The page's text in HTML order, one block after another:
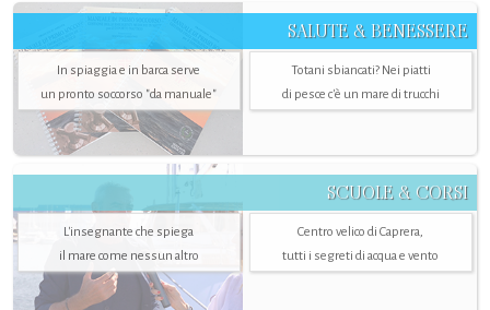
SALUTE & BENESSERE
In spiaggia e in barca serve
un pronto soccorso "da manuale"
Totani sbiancati? Nei piatti
di pesce c'è un mare di trucchi
SCUOLE & CORSI
L'insegnante che spiega
il mare come nessun altro
Centro velico di Caprera,
tutti i segreti di acqua e vento